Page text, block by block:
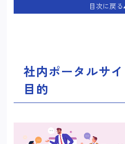
目次に戻
社内ポータルサ
目的